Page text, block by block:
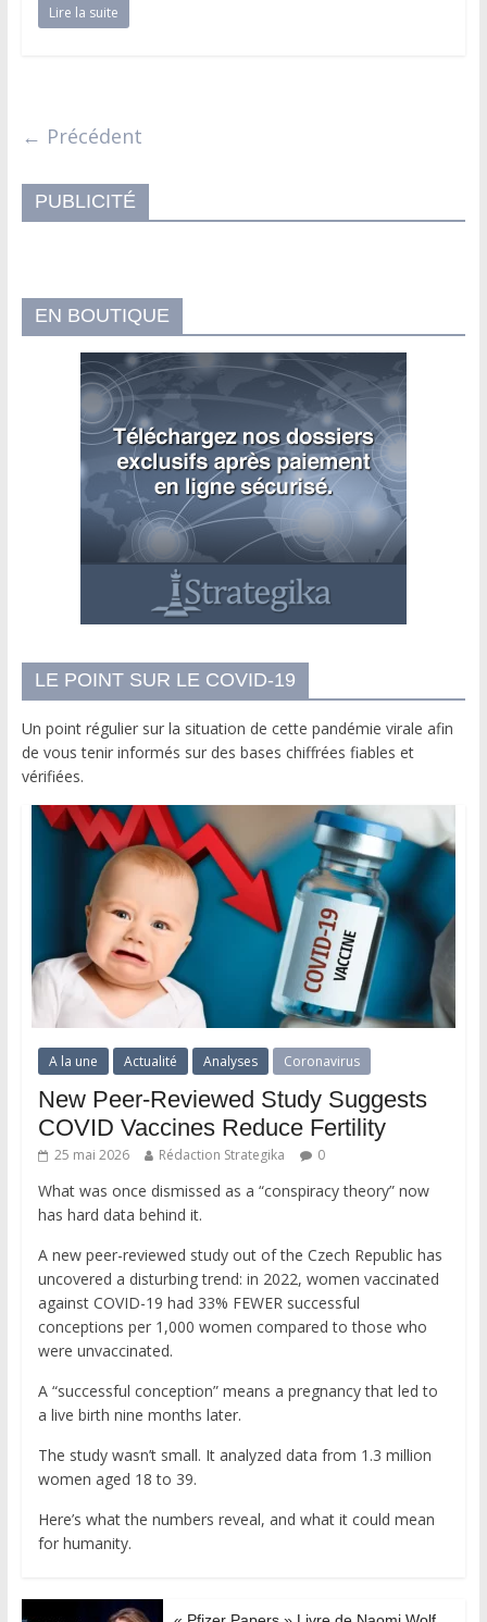
Lire la suite
← Précédent
PUBLICITÉ
EN BOUTIQUE
LE POINT SUR LE COVID-19
Un point régulier sur la situation de cette pandémie virale afin
de vous tenir informés sur des bases chiffrées fiables et
vérifiées.
A la une Actualité Analyses Coronavirus
New Peer-Reviewed Study Suggests
COVID Vaccines Reduce Fertility
25 mai 2026 Rédaction Strategika 0
What was once dismissed as a “conspiracy theory” now
has hard data behind it.
A new peer-reviewed study out of the Czech Republic has
uncovered a disturbing trend: in 2022, women vaccinated
against COVID-19 had 33% FEWER successful
conceptions per 1,000 women compared to those who
were unvaccinated.
A “successful conception” means a pregnancy that led to
a live birth nine months later.
The study wasn’t small. It analyzed data from 1.3 million
women aged 18 to 39.
Here’s what the numbers reveal, and what it could mean
for humanity.